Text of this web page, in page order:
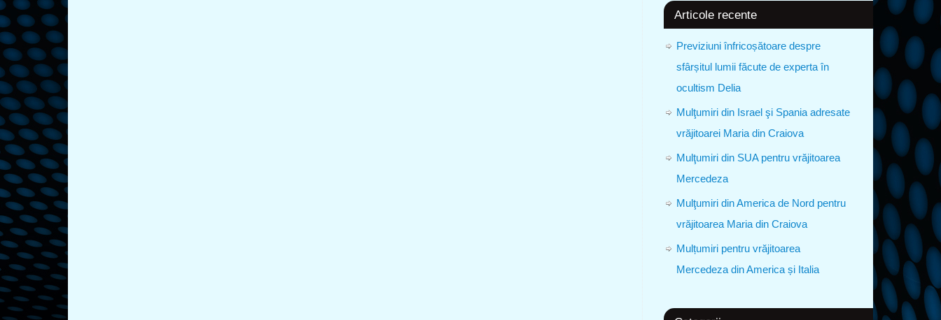
Articole recente
Previziuni înfricoșătoare despre
sfârșitul lumii făcute de experta în
ocultism Delia
Mulţumiri din Israel şi Spania adresate
vrăjitoarei Maria din Craiova
Mulţumiri din SUA pentru vrăjitoarea
Mercedeza
Mulţumiri din America de Nord pentru
vrăjitoarea Maria din Craiova
Mulțumiri pentru vrăjitoarea
Mercedeza din America și Italia